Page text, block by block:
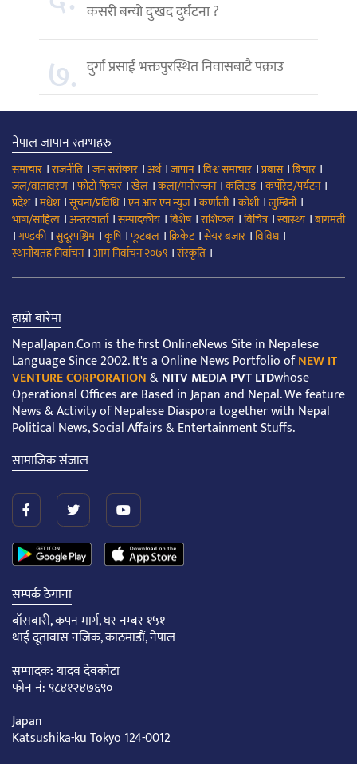
कसरी बन्यो दुःखद दुर्घटना ?
७. दुर्गा प्रसाईं भक्तपुरस्थित निवासबाटै पक्राउ
नेपाल जापान स्तम्भहरु
समाचार ।राजनीति ।जन सरोकार ।अर्थ।जापान।विश्व समाचार ।प्रबास।बिचार ।
जल/वातावरण ।फोटो फिचर ।खेल ।कला/मनोरन्जन।कलिउड।कर्पोरेट/पर्यटन।
प्रदेश।मधेश।सूचना/प्रविधि।एन आर एन न्युज।कर्णाली।कोशी।लुम्बिनी।
भाषा/साहित्य ।अन्तरवार्ता।सम्पादकीय ।बिशेष।राशिफल ।बिचित्र।स्वास्थ्य ।बागमती
।गण्डकी।सुदूरपश्चिम ।कृषि।फूटबल ।क्रिकेट।सेयर बजार ।विविध।
स्थानीयतह निर्वाचन।आम निर्वाचन २०७९ ।संस्कृति ।
हाम्रो बारेमा
NepalJapan.Com is the first OnlineNews Site in Nepalese
Language Since 2002. It's a Online News Portfolio ofNEW IT
VENTURE CORPORATION&NITV MEDIA PVT LTDwhose
Operational Offices are Based in Japan and Nepal. We feature
News & Activity of Nepalese Diaspora together with Nepal
Political News, Social Affairs & Entertainment Stuffs.
सामाजिक संजाल
सम्पर्क ठेगाना
बाँसबारी, कपन मार्ग, घर नम्बर १५१
थाई दूतावास नजिक, काठमाडौं, नेपाल
सम्पादक: यादव देवकोटा
फोन नं: ९८४१२४७६९०
Japan
Katsushika-ku Tokyo 124-0012